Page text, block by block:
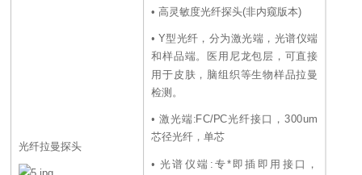
光纤拉曼探头
• 高灵敏度光纤探头(非内窥版本)
• Y型光纤，分为激光端，光谱仪端
和样品端。医用尼龙包层，可直接
用于皮肤，脑组织等生物样品拉曼
检测。
• 激光端:FC/PC光纤接口，300um
芯径光纤，单芯
• 光谱仪端:专*即插即用接口，